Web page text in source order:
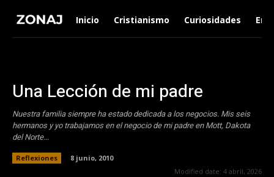
Inicio Cristianismo Curiosidades
Una Lección de mi padre
Nuestra familia siempre ha estado dedicada a los negocios. Mis seis
hermanos y yo trabajamos en el negocio de mi padre en Mott, Dakota
del Norte...
Reflexiones
8 junio, 2010
Modified date: 4 abril, 2026